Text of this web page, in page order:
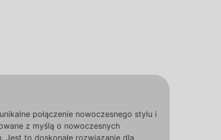
połączenie nowoczesnego stylu i
z myślą o nowoczesnych
Jest to doskonałe rozwiązanie dla